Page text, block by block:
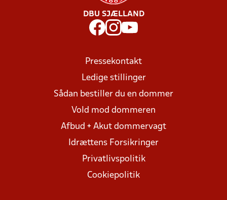
DBU SJÆLLAND
Pressekontakt
Ledige stillinger
Sådan bestiller du en dommer
Vold mod dommeren
Afbud + Akut dommervagt
Idrættens Forsikringer
Privatlivspolitik
Cookiepolitik